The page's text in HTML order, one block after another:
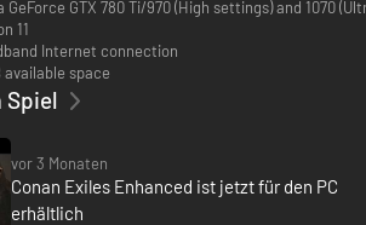
Vorhänge, Tavernentheken und Schachspiele
SchmucksetGib dich mit dem Debaucheries
Gelüsten und Exzessen hin.
of Derketo-Inhalte sind exklusiv in diesem DLC
Spiel zahlreiche neue optische Möglichkeiten
aber keine Vorteile. Alle neuen Objekte haben
die bereits vorhandenen Objekte.
GeForce GTX 780 Ti/970 (High settings) and 1070
11
Internet connection
available space
Spiel
vor 3 Monaten
Conan Exiles Enhanced ist jetzt für den PC
erhältlich